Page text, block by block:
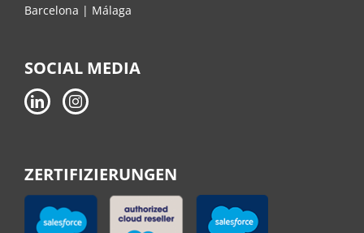
Barcelona | Málaga
SOCIAL MEDIA
ZERTIFIZIERUNGEN